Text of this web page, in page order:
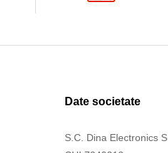
Date societate
S.C. Dina Electronics